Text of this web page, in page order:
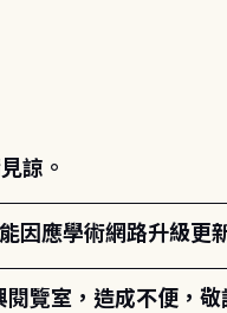
諒。
因應學術網路升級更
覽室，造成不便，敬